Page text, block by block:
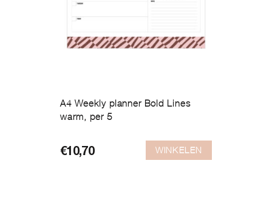
A4 Weekly planner Bold Lines
warm, per 5
€10,70 WINKELEN